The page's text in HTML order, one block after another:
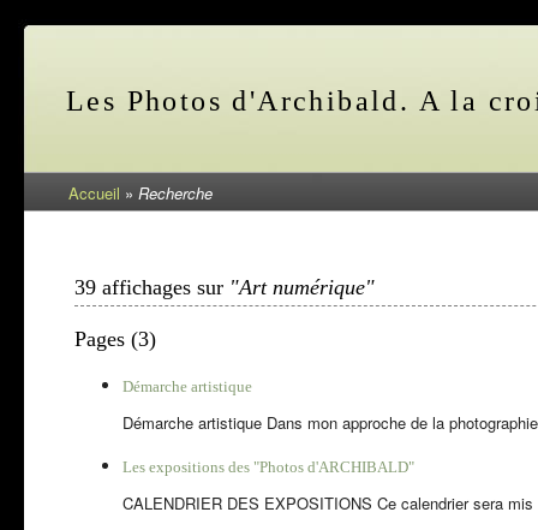
Les Photos d'Archibald. A la
Accueil » Recherche
39 affichages sur "Art numérique"
Pages (3)
Démarche artistique
Démarche artistique Dans mon approche de la
Les expositions des "Photos d'ARCHIBALD"
CALENDRIER DES EXPOSITIONS Ce calendrier sera